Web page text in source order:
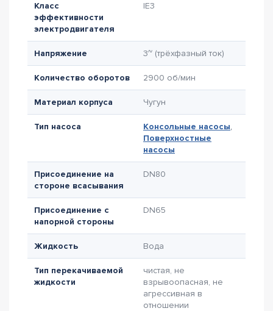
Класс
эффективности
электродвигателя
IE3
Напряжение 3~ (трёхфазный ток)
Количество оборотов 2900 об/мин
Материал корпуса Чугун
Тип насоса Консольные насосы,
Поверхностные
насосы
Присоединение на
стороне всасывания
DN80
Присоединение с
напорной стороны
DN65
Жидкость Вода
Тип перекачиваемой
жидкости
чистая, не
взрывоопасная, не
агрессивная в
отношении